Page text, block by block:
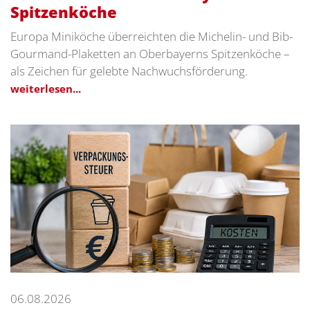
Spitzenköche
Europa Miniköche überreichten die Michelin- und Bib-
Gourmand-Plaketten an Oberbayerns Spitzenköche –
als Zeichen für gelebte Nachwuchsförderung.
weiterlesen...
06.08.2026